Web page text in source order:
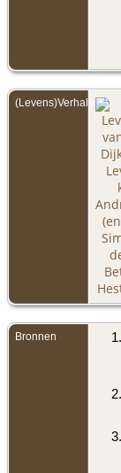
(Levens)Verhalen
Bronnen